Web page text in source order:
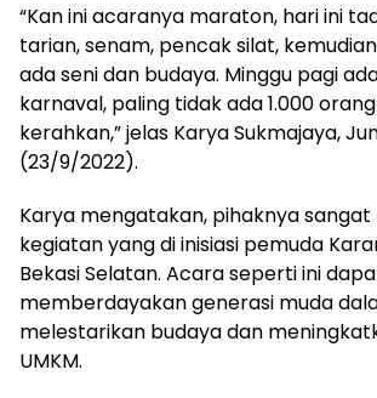
“Kan ini acaranya maraton, hari ini
tarian, senam, pencak silat,
ada seni dan budaya. Minggu pagi
karnaval, paling tidak ada 1.000
kerahkan,” jelas Karya Sukmajaya,
(23/9/2022).
Karya mengatakan, pihaknya
kegiatan yang di inisiasi pemuda
Bekasi Selatan. Acara seperti ini
memberdayakan generasi muda
melestarikan budaya dan
UMKM.